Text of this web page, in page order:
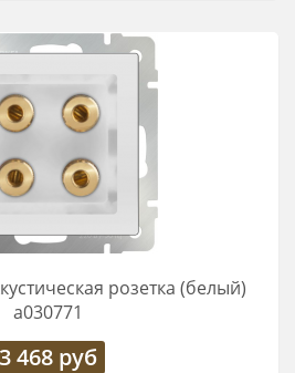
розетка (белый)
a030771
3 468руб